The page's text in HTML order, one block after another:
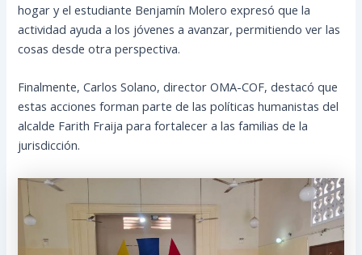
hogar y el estudiante Benjamín Molero expresó que la
actividad ayuda a los jóvenes a avanzar, permitiendo ver las
cosas desde otra perspectiva.
Finalmente, Carlos Solano, director OMA-COF, destacó que
estas acciones forman parte de las políticas humanistas del
alcalde Farith Fraija para fortalecer a las familias de la
jurisdicción.